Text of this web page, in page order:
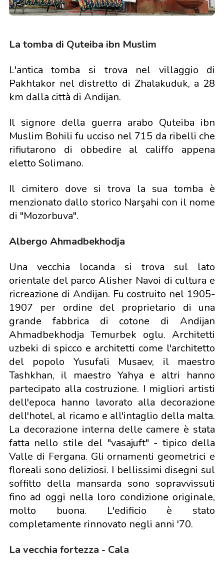
La tomba di Quteiba ibn Muslim
L'antica tomba si trova nel villaggio di
Pakhtakor nel distretto di Zhalakuduk, a 28
km dalla città di Andijan.
Il signore della guerra arabo Quteiba ibn
Muslim Bohili fu ucciso nel 715 da ribelli che
rifiutarono di obbedire al califfo appena
eletto Solimano.
Il cimitero dove si trova la sua tomba è
menzionato dallo storico Narşahi con il nome
di "Mozorbuva".
Albergo Ahmadbekhodja
Una vecchia locanda si trova sul lato
orientale del parco Alisher Navoi di cultura e
ricreazione di Andijan. Fu costruito nel 1905-
1907 per ordine del proprietario di una
grande fabbrica di cotone di Andijan
Ahmadbekhodja Temurbek oglu. Architetti
uzbeki di spicco e architetti come l'architetto
del popolo Yusufali Musaev, il maestro
Tashkhan, il maestro Yahya e altri hanno
partecipato alla costruzione. I migliori artisti
dell'epoca hanno lavorato alla decorazione
dell'hotel, al ricamo e all'intaglio della malta.
La decorazione interna delle camere è stata
fatta nello stile del "vasajuft" - tipico della
Valle di Fergana. Gli ornamenti geometrici e
floreali sono deliziosi. I bellissimi disegni sul
soffitto della mansarda sono sopravvissuti
fino ad oggi nella loro condizione originale,
molto buona. L'edificio è stato
completamente rinnovato negli anni '70.
La vecchia fortezza - Cala